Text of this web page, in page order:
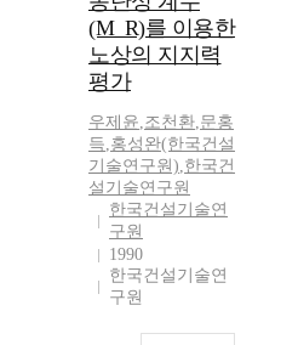
(M_R)를 이용한
노상의 지지력
평가
우제윤,조천환,문홍
득,홍성완(한국건설
기술연구원),한국건
설기술연구원
한국건설기술연
구원
1990
한국건설기술연
구원